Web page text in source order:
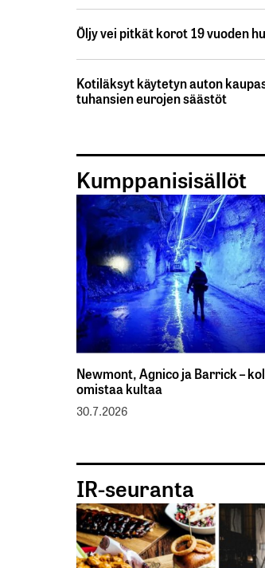
Öljy vei pitkät korot 19 vuoden
Kotiläksyt käytetyn auton
tuhansien eurojen säästöt
Kumppanisisällöt
Newmont, Agnico ja Barrick –
omistaa kultaa
30.7.2026
IR-seuranta